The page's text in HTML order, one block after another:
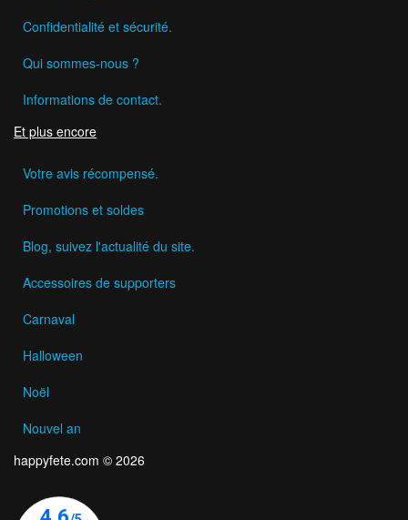
Confidentialité et sécurité.
Qui sommes-nous ?
Informations de contact.
Et plus encore
Votre avis récompensé.
Promotions et soldes
Blog, suivez l'actualité du site.
Accessoires de supporters
Carnaval
Halloween
Noël
Nouvel an
happyfete.com © 2026